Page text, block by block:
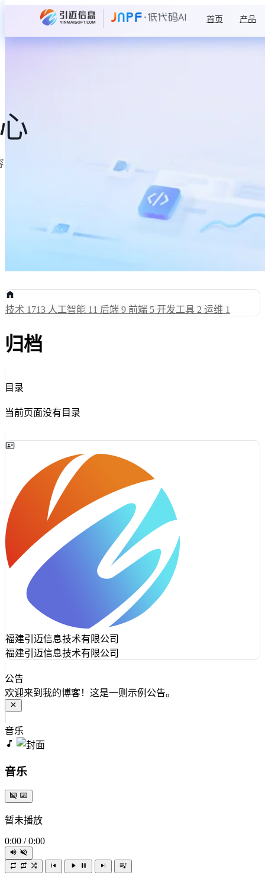
首页 产品
技术 1713 人工智能 11 后端 9 前端 5 开发工具 2 运维 1
归档
目录
当前页面没有目录
福建引迈信息技术有限公司
福建引迈信息技术有限公司
公告
欢迎来到我的博客！这是一则示例公告。
音乐
音乐
暂未播放
0:00 / 0:00